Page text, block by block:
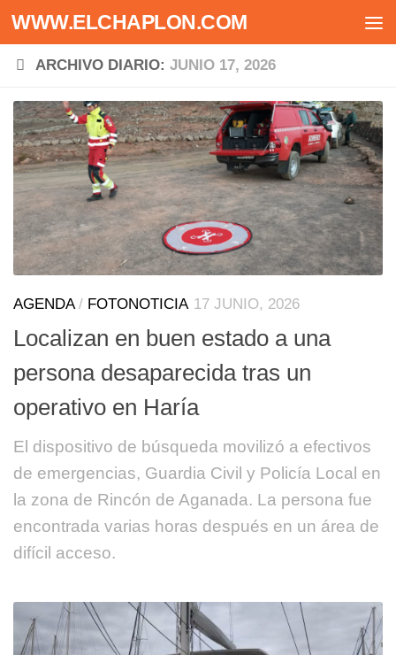
Saltar al contenido
WWW.ELCHAPLON.COM
ARCHIVO DIARIO: JUNIO 17, 2026
AGENDA/ FOTONOTICIA 17 JUNIO, 2026
Localizan en buen estado a una
persona desaparecida tras un
operativo en Haría
El dispositivo de búsqueda movilizó a efectivos
de emergencias, Guardia Civil y Policía Local en
la zona de Rincón de Aganada. La persona fue
encontrada varias horas después en un área de
difícil acceso.